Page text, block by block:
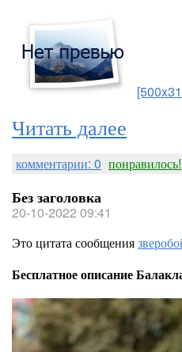
Читать далее
комментарии: 0 понравилось!
Без заголовка
20-10-2022 09:41
Это цитата сообщения
Бесплатное описание